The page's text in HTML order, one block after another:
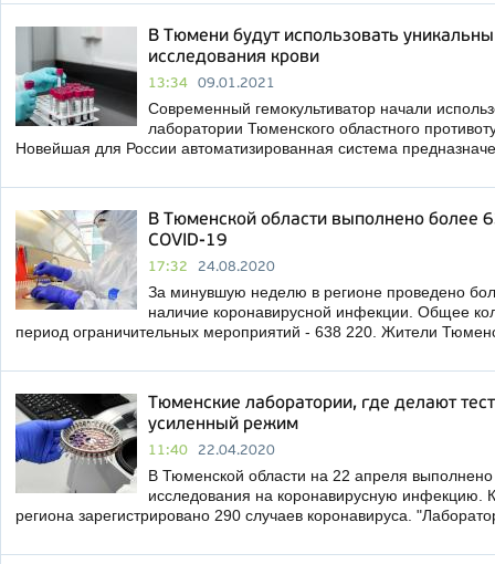
В Тюмени будут использовать
исследования крови
13:34 09.01.2021
Современный гемокультиватор начали
лаборатории Тюменского областного
Новейшая для России автоматизированная система
В Тюменской области выполнено более
COVID-19
17:32 24.08.2020
За минувшую неделю в регионе проведено
наличие коронавирусной инфекции. Общее
период ограничительных мероприятий - 638 220. Жители
Тюменские лаборатории, где делают
усиленный режим
11:40 22.04.2020
В Тюменской области на 22 апреля
исследования на коронавирусную инфекцию.
региона зарегистрировано 290 случаев коронавируса.